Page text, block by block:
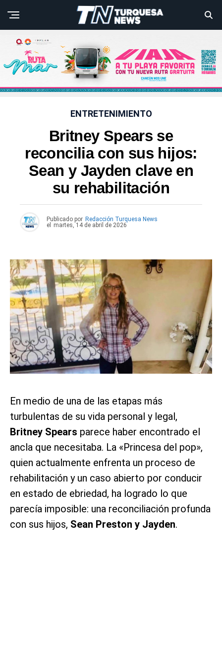
ENTRETENIMIENTO
Britney Spears se
reconcilia con sus hijos:
Sean y Jayden clave en
su rehabilitación
Publicado por Redacción Turquesa News
el
martes, 14 de abril de 2026
En medio de una de las etapas más
turbulentas de su vida personal y legal,
Britney Spears parece haber encontrado el
ancla que necesitaba. La «Princesa del pop»,
quien actualmente enfrenta un proceso de
rehabilitación y un caso abierto por conducir
en estado de ebriedad, ha logrado lo que
parecía imposible: una reconciliación profunda
con sus hijos, Sean Preston y Jayden.